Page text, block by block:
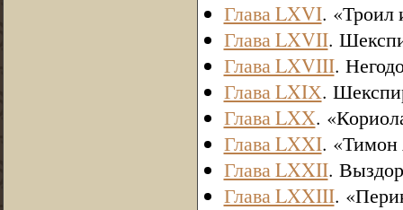
Глава LXVI. «Троил
Глава LXVII.
Глава LXVIII.
Глава LXIХ.
Глава LXX.
Глава LXXI. «Тимон
Глава LXXII.
Глава LXXIII.